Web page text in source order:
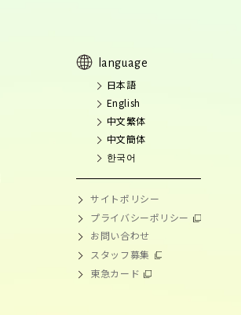
language
日本語
English
中文繁体
中文簡体
한국어
サイトポリシー
プライバシーポリシー
お問い合わせ
スタッフ募集
東急カード